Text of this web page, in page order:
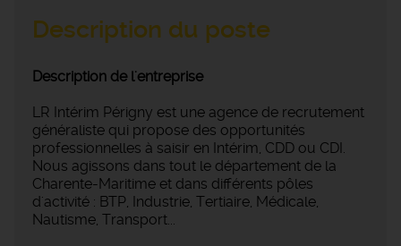
Description du poste
Description de l'entreprise
LR Intérim Périgny est une agence de recrutement
généraliste qui propose des opportunités
professionnelles à saisir en Intérim, CDD ou CDI.
Nous agissons dans tout le département de la
Charente-Maritime et dans différents pôles
d'activité : BTP, Industrie, Tertiaire, Médicale,
Nautisme, Transport...